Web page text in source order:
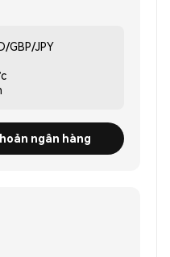
GBP/JPY
ngân hàng